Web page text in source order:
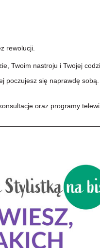
rewolucji.
Twoim nastroju i Twojej
poczujesz się naprawdę sobą.
oraz programy